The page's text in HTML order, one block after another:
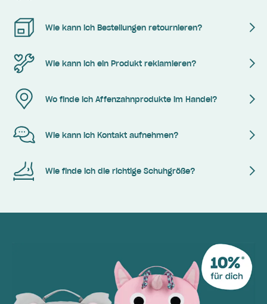
Wie kann ich Bestellungen retournieren?
Wie kann ich ein Produkt reklamieren?
Wo finde ich Affenzahnprodukte im Handel?
Wie kann ich Kontakt aufnehmen?
Wie finde ich die richtige Schuhgröße?